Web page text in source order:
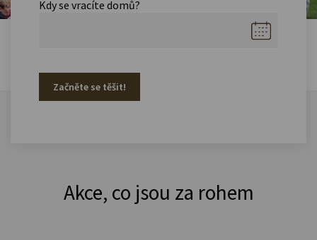
Kdy se vracíte domů?
Začněte se těšit!
Akce, co jsou za rohem